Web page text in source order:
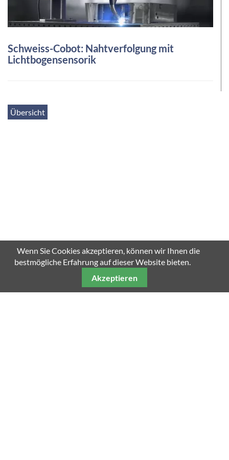
Schweiss-Cobot: Nahtverfolgung mit
Lichtbogensensorik
Übersicht
Wenn Sie Cookies akzeptieren, können wir Ihnen die
bestmögliche Erfahrung auf dieser Website bieten.
Akzeptieren